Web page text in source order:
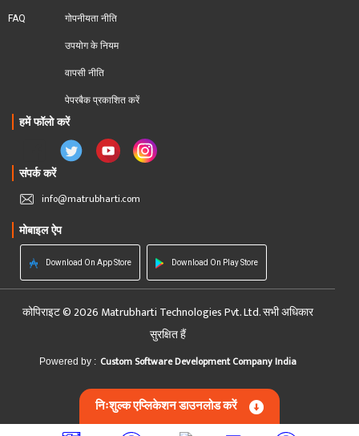
FAQ गोपनीयता नीति
उपयोग के नियम
वापसी नीति
पेपरबैक प्रकाशित करें
हमें फॉलो करें
संपर्क करें
info@matrubharti.com
मोबाइल ऐप
Download On App Store Download On Play Store
कोपिराइट © 2026 Matrubharti Technologies Pvt. Ltd. सभी अधिकार
सुरक्षित हैं
Powered by : Custom Software Development Company India
निःशुल्क एप्लिकेशन डाउनलोड करें